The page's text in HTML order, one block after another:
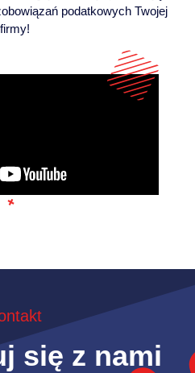
podatkowych Twojej
firmy!
się z nami